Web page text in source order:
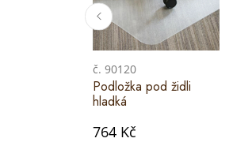
č. 90120
Podložka pod židli
hladká
764 Kč